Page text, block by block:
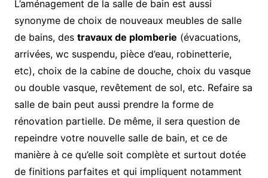
L’aménagement de la salle de bain est aussi
synonyme de choix de nouveaux meubles de salle
de bains, des travaux de plomberie (évacuations,
arrivées, wc suspendu, pièce d’eau, robinetterie,
etc), choix de la cabine de douche, choix du vasque
ou double vasque, revêtement de sol, etc. Refaire sa
salle de bain peut aussi prendre la forme de
rénovation partielle. De même, il sera question de
repeindre votre nouvelle salle de bain, et ce de
manière à ce qu’elle soit complète et surtout dotée
de finitions parfaites et qui impliquent notamment